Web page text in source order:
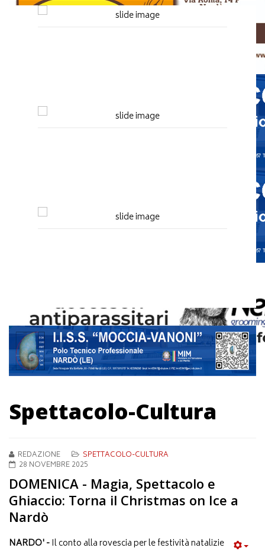
Spettacolo-Cultura
REDAZIONE
SPETTACOLO-CULTURA
28 NOVEMBRE 2025
DOMENICA - Magia, Spettacolo e
Ghiaccio: Torna il Christmas on Ice a
Nardò
NARDO' -Il conto alla rovescia per le festività natalizie